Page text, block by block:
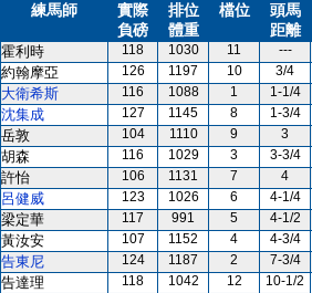
練馬師
實際
負磅
排位
體重
檔位
頭馬
距離
霍利時 118 1030 11 ---
約翰摩亞 126 1197 10 3/4
大衛希斯 116 1088 1 1-1/4
沈集成 127 1145 8 1-3/4
岳敦 104 1110 9 3
胡森 116 1029 3 3-3/4
許怡 106 1131 7 4
呂健威 123 1026 6 4-1/4
梁定華 117 991 5 4-1/2
黃汝安 107 1152 4 4-3/4
告東尼 124 1187 2 7-3/4
告達理 118 1042 12 10-1/2